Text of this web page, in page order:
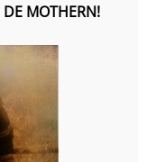
DE MOTHERN!